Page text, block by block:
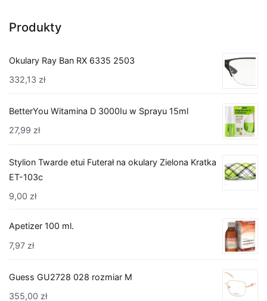
Produkty
Okulary Ray Ban RX 6335 2503
332,13 zł
BetterYou Witamina D 3000Iu w Sprayu 15ml
27,99 zł
Stylion Twarde etui Futerał na okulary Zielona Kratka
ET-103c
9,00 zł
Apetizer 100 ml.
7,97 zł
Guess GU2728 028 rozmiar M
355,00 zł